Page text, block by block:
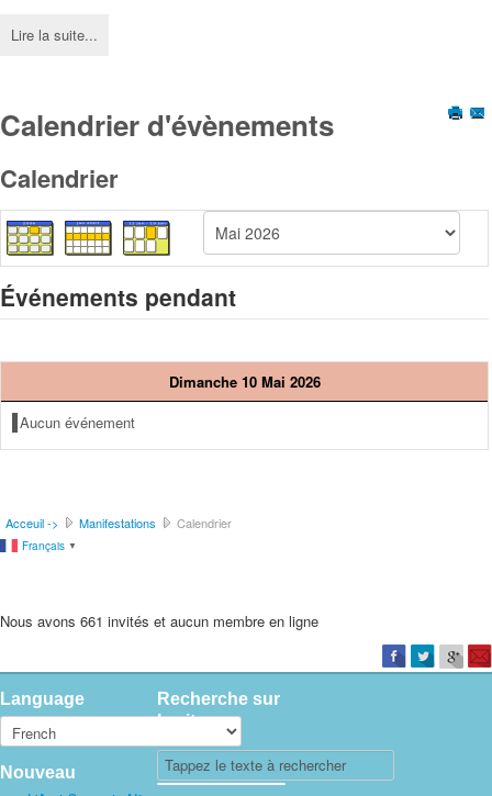
Lire la suite...
Calendrier d'évènements
Calendrier
Événements pendant
Dimanche 10 Mai 2026
Aucun événement
Acceuil -> Manifestations Calendrier
Français ▼
Nous avons 661 invités et aucun membre en ligne
Language
Nouveau
Recherche sur
le site